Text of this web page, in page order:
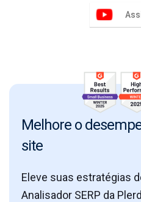
Melhore o
site
Eleve suas estratégias
Analisador SERP da